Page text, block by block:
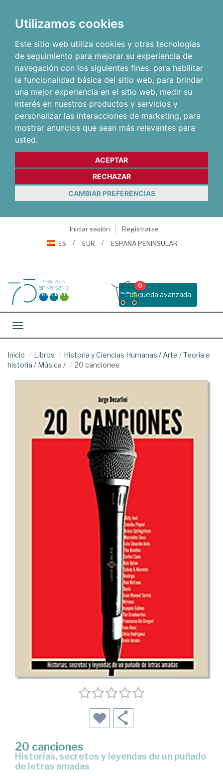
Utilizamos cookies
Este sitio web utiliza cookies y otras tecnologías
de seguimiento para mejorar su experiencia de
navegación con los siguientes fines: para habilitar
la funcionalidad básica del sitio web, para brindar
una mejor experiencia en el sitio web, medir su
interés en nuestros productos y servicios y
personalizar las interacciones de marketing, para
mostrar anuncios que sean más relevantes para
usted.
ACEPTAR
RECHAZAR
CAMBIAR PREFERENCIAS
Iniciar sesión
Registrarse
ES
EUR ESPAÑA PENINSULAR
Busqueda avanzada
0
Toggle navigation
Inicio Libros Historia y Ciencias Humanas / Arte /Teoría e
historia / Música / 20 canciones
20 canciones
historias, secretos y leyendas de un puñado
de letras amadas